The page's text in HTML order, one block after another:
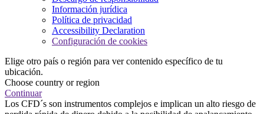
Información jurídica
Política de privacidad
Accessibility Declaration
Configuración de cookies
Elige otro país o región para ver contenido específico de tu
ubicación.
Choose country or region
Continuar
Los CFD´s son instrumentos complejos e implican un alto riesgo de